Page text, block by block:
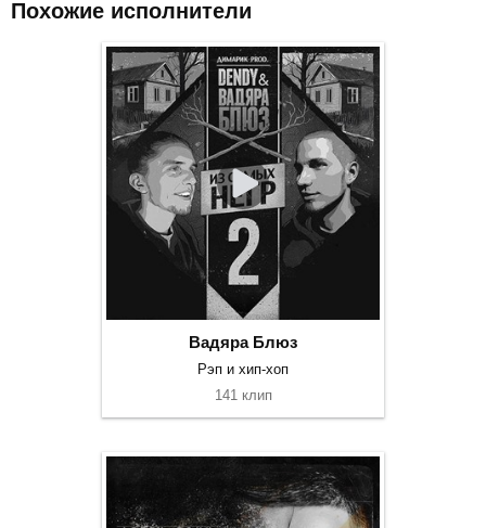
Похожие исполнители
Вадяра Блюз
Рэп и хип-хоп
141 клип